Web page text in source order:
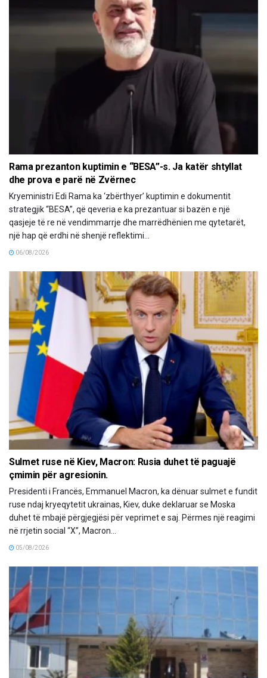
Rama prezanton kuptimin e “BESA”-s. Ja katër shtyllat
dhe prova e parë në Zvërnec
Kryeministri Edi Rama ka ‘zbërthyer’ kuptimin e dokumentit
strategjik “BESA”, që qeveria e ka prezantuar si bazën e një
qasjeje të re në vendimmarrje dhe marrëdhënien me qytetarët,
një hap që erdhi në shenjë reflektimi...
06/08/2026
Sulmet ruse në Kiev, Macron: Rusia duhet të paguajë
çmimin për agresionin.
Presidenti i Francës, Emmanuel Macron, ka dënuar sulmet e fundit
ruse ndaj kryeqytetit ukrainas, Kiev, duke deklaruar se Moska
duhet të mbajë përgjegjësi për veprimet e saj. Përmes një reagimi
në rrjetin social “X”, Macron...
05/08/2026